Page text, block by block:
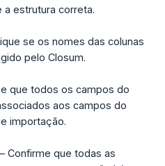
a estrutura correta.
se os nomes das colunas
pelo Closum.
que todos os campos do
aos campos do
importação.
– Confirme que todas as